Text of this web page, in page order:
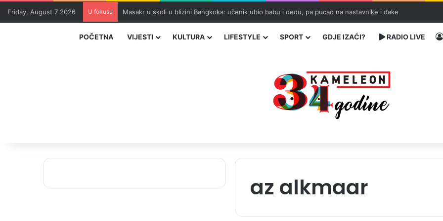
Friday, August 7 2026 U fokusu Masakr u školi u blizini Bangkoka: učenik ubio babu i dedu, pa pucao na nastavnike i đake
POČETNA VIJESTI KULTURA LIFESTYLE SPORT GDJE IZAĆI? RADIO LIVE
az alkmaar